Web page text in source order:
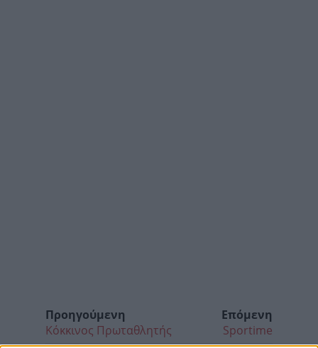
Προηγούμενη
Κόκκινος Πρωταθλητής
Επόμενη
Sportime